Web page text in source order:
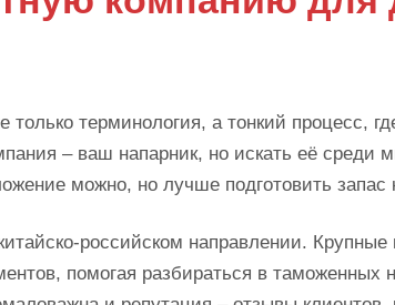
терминология, а тонкий процесс,
– ваш напарник, но искать её среди
можно, но лучше подготовить запас
российском направлении.
помогая разбираться в таможенных